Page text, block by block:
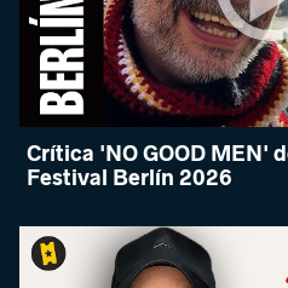
Crítica 'NO GOOD MEN'
Festival Berlín 2026